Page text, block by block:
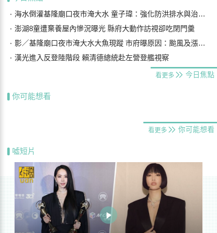
海水倒灌基隆廟口夜市淹大水 童子瑋：強化防洪排水與治水基礎建設
澎湖8童遭棄養屋內慘況曝光 縣府大動作訪視卻吃閉門羹
影／基隆廟口夜市淹大水大魚現蹤 市府曝原因：颱風及漲潮海水倒灌
漢光進入反登陸階段 賴清德總統赴左營登艦視察
看更多 今日焦點
你可能想看
看更多 你可能想看
噓短片